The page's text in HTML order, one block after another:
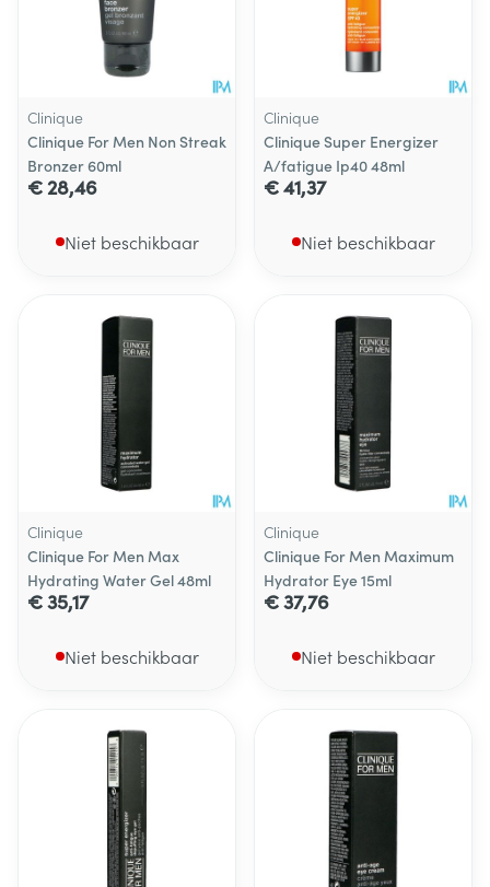
Clinique
Clinique For Men Non Streak
Bronzer 60ml
€ 28,46
Niet beschikbaar
Clinique
Clinique Super Energizer
A/fatigue Ip40 48ml
€ 41,37
Niet beschikbaar
Clinique
Clinique For Men Max
Hydrating Water Gel 48ml
€ 35,17
Niet beschikbaar
Clinique
Clinique For Men Maximum
Hydrator Eye 15ml
€ 37,76
Niet beschikbaar